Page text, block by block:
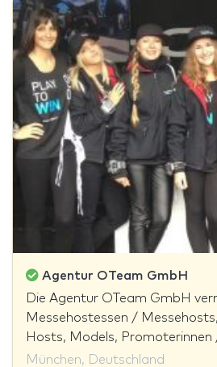
Agentur OTeam GmbH
Die Agentur OTeam GmbH
Messehostessen /
Hosts, Models,
München, Deutschland